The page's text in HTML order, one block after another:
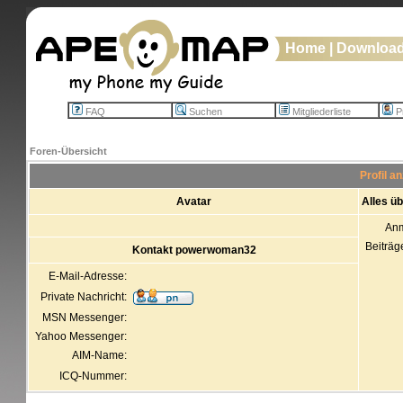
Home
FAQ Suchen Mitgliederliste
Foren-Übersicht
Profil
Avatar Alles
Kontakt powerwoman32
E-Mail-Adresse:
Private Nachricht:
MSN Messenger:
Yahoo Messenger:
AIM-Name:
ICQ-Nummer: